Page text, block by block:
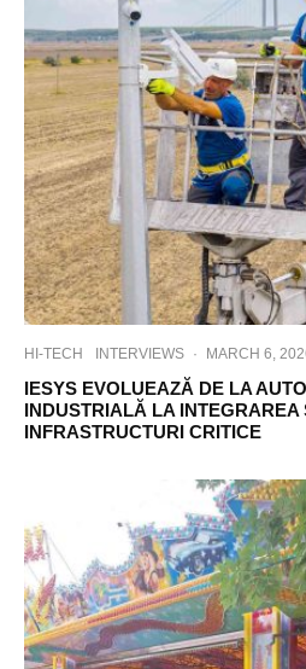
HI-TECH INTERVIEWS · MARCH 6,
IESYS EVOLUEAZĂ DE LA
INDUSTRIALĂ LA INTEGRAREA
INFRASTRUCTURI CRITICE